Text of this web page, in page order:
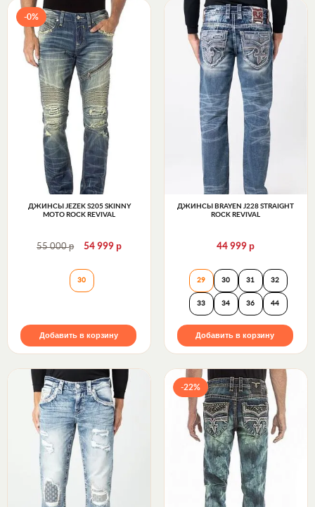
-0%
ДЖИНСЫ JEZEK S205 SKINNY
MOTO ROCK REVIVAL
55 000р 54 999р
Джинсы JEZEK S205 SKINNY MOTO Rock Revival
30
Добавить в корзину
ДЖИНСЫ BRAYEN J228 STRAIGHT
ROCK REVIVAL
44 999р
Джинсы
29 30 31 32
33 34 36 44
Добавить в корзину
-22%